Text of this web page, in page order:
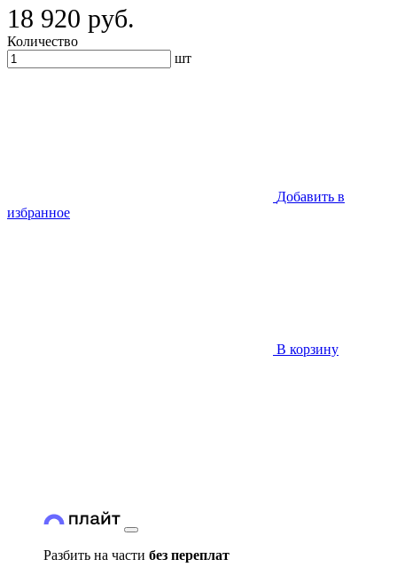
18 920 руб.
Количество
шт
Добавить в
избранное
В корзину
Разбить на части без переплат